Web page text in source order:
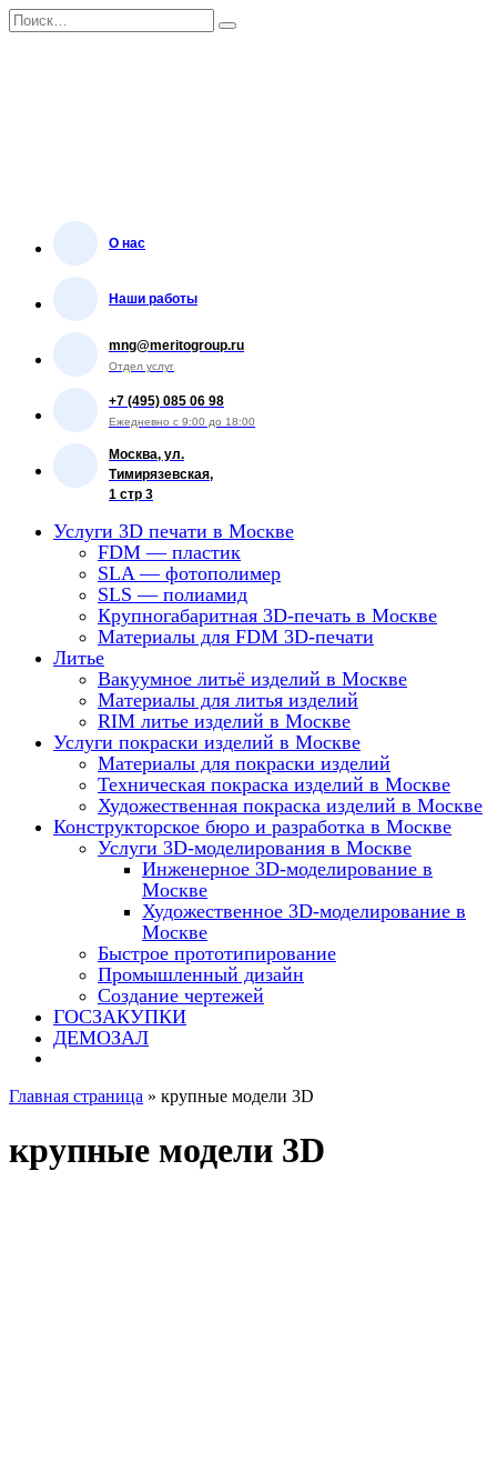
Перейти
к
Search
for:
О нас
Наши работы
mng@meritogroup.ru
Отдел услуг
+7 (495) 085 06 98
Ежедневно с 9:00 до 18:00
Москва, ул.
Тимирязевская,
1 стр 3
Услуги 3D печати в Москве
FDM — пластик
SLA — фотополимер
SLS — полиамид
Крупногабаритная 3D-печать в Москве
Материалы для FDM 3D-печати
Литье
Вакуумное литьё изделий в Москве
Материалы для литья изделий
RIM литье изделий в Москве
Услуги покраски изделий в Москве
Материалы для покраски изделий
Техническая покраска изделий в Москве
Художественная покраска изделий в Москве
Конструкторское бюро и разработка в Москве
Услуги 3D-моделирования в Москве
Инженерное 3D-моделирование в
Москве
Художественное 3D-моделирование в
Москве
Быстрое прототипирование
Промышленный дизайн
Создание чертежей
ГОСЗАКУПКИ
ДЕМОЗАЛ
Главная страница » крупные модели 3D
крупные модели 3D